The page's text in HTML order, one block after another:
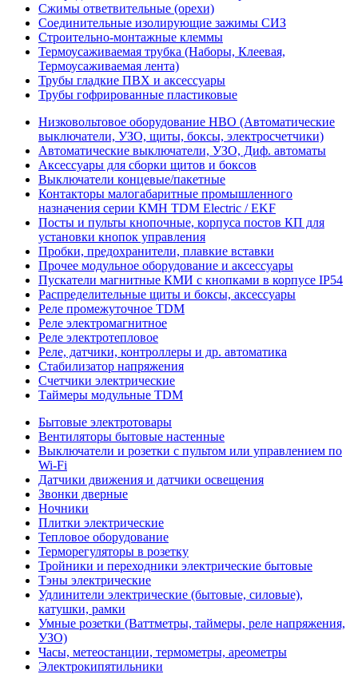
Сжимы ответвительные (орехи)
Соединительные изолирующие зажимы СИЗ
Строительно-монтажные клеммы
Термоусаживаемая трубка (Наборы, Клеевая,
Термоусаживаемая лента)
Трубы гладкие ПВХ и аксессуары
Трубы гофрированные пластиковые
Низковольтовое оборудование НВО (Автоматические
выключатели, УЗО, щиты, боксы, электросчетчики)
Автоматические выключатели, УЗО, Диф. автоматы
Аксессуары для сборки щитов и боксов
Выключатели концевые/пакетные
Контакторы малогабаритные промышленного
назначения серии КМН TDM Electric / EKF
Посты и пульты кнопочные, корпуса постов КП для
установки кнопок управления
Пробки, предохранители, плавкие вставки
Прочее модульное оборудование и аксессуары
Пускатели магнитные КМИ с кнопками в корпусе IP54
Распределительные щиты и боксы, аксессуары
Реле промежуточное TDM
Реле электромагнитное
Реле электротепловое
Реле, датчики, контроллеры и др. автоматика
Стабилизатор напряжения
Счетчики электрические
Таймеры модульные TDM
Бытовые электротовары
Вентиляторы бытовые настенные
Выключатели и розетки с пультом или управлением по
Wi-Fi
Датчики движения и датчики освещения
Звонки дверные
Ночники
Плитки электрические
Тепловое оборудование
Терморегуляторы в розетку
Тройники и переходники электрические бытовые
Тэны электрические
Удлинители электрические (бытовые, силовые),
катушки, рамки
Умные розетки (Ваттметры, таймеры, реле напряжения,
УЗО)
Часы, метеостанции, термометры, ареометры
Электрокипятильники